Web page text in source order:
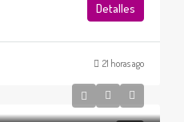
Detalles
21 horas ago